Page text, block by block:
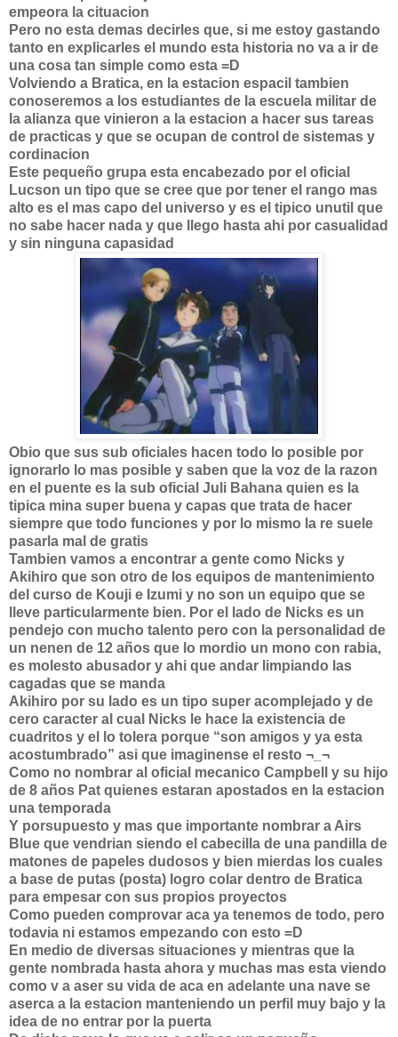
empeora la cituacion
Pero no esta demas decirles que, si me estoy gastando
tanto en explicarles el mundo esta historia no va a ir de
una cosa tan simple como esta =D
Volviendo a Bratica, en la estacion espacil tambien
conoseremos a los estudiantes de la escuela militar de
la alianza que vinieron a la estacion a hacer sus tareas
de practicas y que se ocupan de control de sistemas y
cordinacion
Este pequeño grupa esta encabezado por el oficial
Lucson un tipo que se cree que por tener el rango mas
alto es el mas capo del universo y es el tipico unutil que
no sabe hacer nada y que llego hasta ahi por casualidad
y sin ninguna capasidad
Obio que sus sub oficiales hacen todo lo posible por
ignorarlo lo mas posible y saben que la voz de la razon
en el puente es la sub oficial Juli Bahana quien es la
tipica mina super buena y capas que trata de hacer
siempre que todo funciones y por lo mismo la re suele
pasarla mal de gratis
Tambien vamos a encontrar a gente como Nicks y
Akihiro que son otro de los equipos de mantenimiento
del curso de Kouji e Izumi y no son un equipo que se
lleve particularmente bien. Por el lado de Nicks es un
pendejo con mucho talento pero con la personalidad de
un nenen de 12 años que lo mordio un mono con rabia,
es molesto abusador y ahi que andar limpiando las
cagadas que se manda
Akihiro por su lado es un tipo super acomplejado y de
cero caracter al cual Nicks le hace la existencia de
cuadritos y el lo tolera porque “son amigos y ya esta
acostumbrado” asi que imaginense el resto ¬_¬
Como no nombrar al oficial mecanico Campbell y su hijo
de 8 años Pat quienes estaran apostados en la estacion
una temporada
Y porsupuesto y mas que importante nombrar a Airs
Blue que vendrian siendo el cabecilla de una pandilla de
matones de papeles dudosos y bien mierdas los cuales
a base de putas (posta) logro colar dentro de Bratica
para empesar con sus propios proyectos
Como pueden comprovar aca ya tenemos de todo, pero
todavia ni estamos empezando con esto =D
En medio de diversas situaciones y mientras que la
gente nombrada hasta ahora y muchas mas esta viendo
como v a aser su vida de aca en adelante una nave se
aserca a la estacion manteniendo un perfil muy bajo y la
idea de no entrar por la puerta